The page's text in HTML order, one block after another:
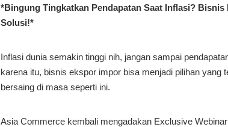
*Bingung Tingkatkan Pendapatan Saat Inflasi?
Solusi!*
Inflasi dunia semakin tinggi nih, jangan sampai
karena itu, bisnis ekspor impor bisa menjadi pilihan yang
bersaing di masa seperti ini.
Asia Commerce kembali mengadakan Exclusive